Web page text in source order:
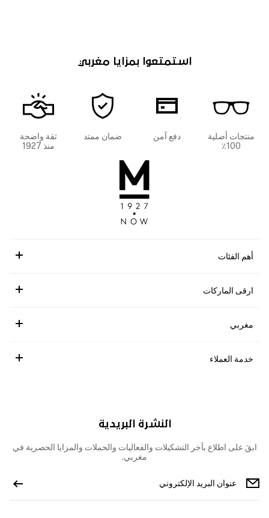
استمتعوا بمزايا مغربي
منتجات أصلية
100٪
دفع آمن ضمان ممتد
ثقة واضحة
منذ 1927
أهم الفئات
ارقى الماركات
مغربي
خدمة العملاء
النشرة البريدية
ابقَ على اطلاع بآخر التشكيلات والفعاليات والحملات والمزايا الحصرية في
مغربي.